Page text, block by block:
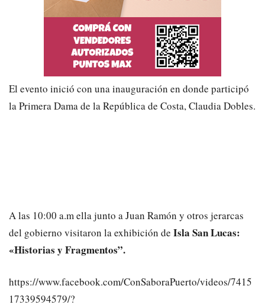
El evento inició con una inauguración en donde participó
la Primera Dama de la República de Costa, Claudia Dobles.
A las 10:00 a.m ella junto a Juan Ramón y otros jerarcas
del gobierno visitaron la exhibición de Isla San Lucas:
«Historias y Fragmentos”.
https://www.facebook.com/ConSaboraPuerto/videos/7415
17339594579/?